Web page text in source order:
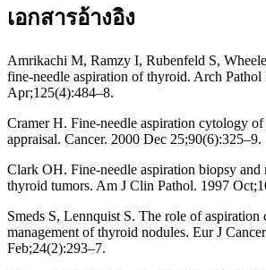
เอกสารอ้างอิง
Amrikachi M, Ramzy I, Rubenfeld S,
fine-needle aspiration of thyroid. Arch Pathol
Apr;125(4):484–8.
Cramer H. Fine-needle aspiration cytology
appraisal. Cancer. 2000 Dec 25;90(6):325–9.
Clark OH. Fine-needle aspiration biopsy and
thyroid tumors. Am J Clin Pathol. 1997
Smeds S, Lennquist S. The role of
management of thyroid nodules. Eur J
Feb;24(2):293–7.